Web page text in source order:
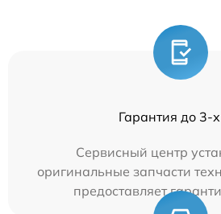
Гарантия до 3-х
Сервисный центр
оригинальные запчасти
предоставляет